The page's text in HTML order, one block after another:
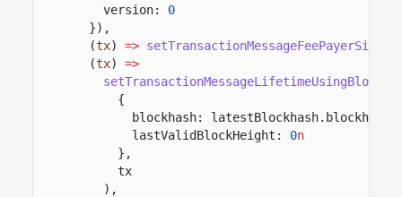
version:
0
}),
(tx) => setTransactionMessageFeePayerSigner
(tx)
=>
{
blockhash: latestBlockhash.blockhash
lastValidBlockHeight:
0n
},
tx
),